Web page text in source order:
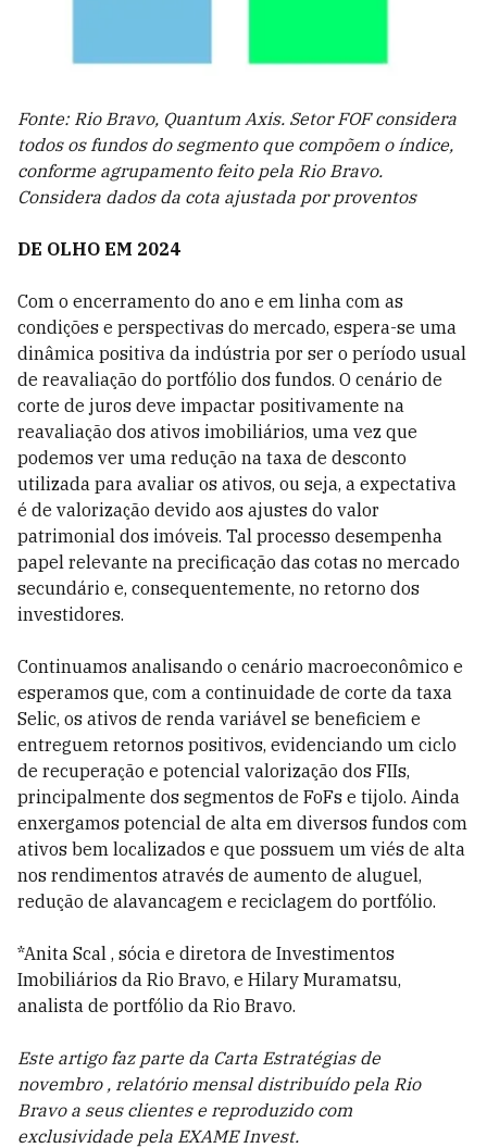
Fonte: Rio Bravo, Quantum Axis. Setor FOF considera
todos os fundos do segmento que compõem o índice,
conforme agrupamento feito pela Rio Bravo.
Considera dados da cota ajustada por proventos
DE OLHO EM 2024
Com o encerramento do ano e em linha com as
condições e perspectivas do mercado, espera-se uma
dinâmica positiva da indústria por ser o período usual
de reavaliação do portfólio dos fundos. O cenário de
corte de juros deve impactar positivamente na
reavaliação dos ativos imobiliários, uma vez que
podemos ver uma redução na taxa de desconto
utilizada para avaliar os ativos, ou seja, a expectativa
é de valorização devido aos ajustes do valor
patrimonial dos imóveis. Tal processo desempenha
papel relevante na precificação das cotas no mercado
secundário e, consequentemente, no retorno dos
investidores.
Continuamos analisando o cenário macroeconômico e
esperamos que, com a continuidade de corte da taxa
Selic, os ativos de renda variável se beneficiem e
entreguem retornos positivos, evidenciando um ciclo
de recuperação e potencial valorização dos FIIs,
principalmente dos segmentos de FoFs e tijolo. Ainda
enxergamos potencial de alta em diversos fundos com
ativos bem localizados e que possuem um viés de alta
nos rendimentos através de aumento de aluguel,
redução de alavancagem e reciclagem do portfólio.
*Anita Scal , sócia e diretora de Investimentos
Imobiliários da Rio Bravo, e Hilary Muramatsu,
analista de portfólio da Rio Bravo.
Este artigo faz parte da Carta Estratégias de
novembro , relatório mensal distribuído pela Rio
Bravo a seus clientes e reproduzido com
exclusividade pela EXAME Invest.